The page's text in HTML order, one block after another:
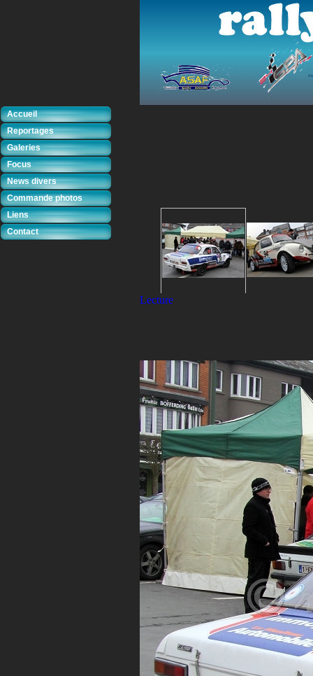
Accueil
Reportages
Galeries
Focus
News divers
Commande photos
Liens
Contact
Lecture